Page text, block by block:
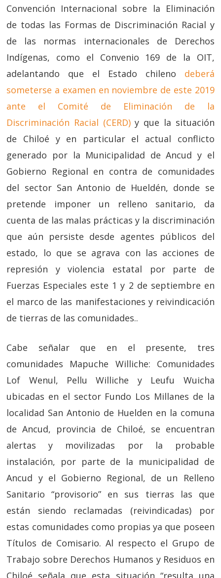
Convención Internacional sobre la Eliminación
de todas las Formas de Discriminación Racial y
de las normas internacionales de Derechos
Indígenas, como el Convenio 169 de la OIT,
adelantando que el Estado chileno deberá
someterse a examen en noviembre de este 2019
ante el Comité de Eliminación de la
Discriminación Racial (CERD)y que la situación
de Chiloé y en particular el actual conflicto
generado por la Municipalidad de Ancud y el
Gobierno Regional en contra de comunidades
del sector San Antonio de Hueldén, donde se
pretende imponer un relleno sanitario, da
cuenta de las malas prácticas y la discriminación
que aún persiste desde agentes públicos del
estado, lo que se agrava con las acciones de
represión y violencia estatal por parte de
Fuerzas Especiales este 1 y 2 de septiembre en
el marco de las manifestaciones y reivindicación
de tierras de las comunidades..
Cabe señalar que en el presente, tres
comunidades Mapuche Williche: Comunidades
Lof Wenul, Pellu Williche y Leufu Wuicha
ubicadas en el sector Fundo Los Millanes de la
localidad San Antonio de Huelden en la comuna
de Ancud, provincia de Chiloé, se encuentran
alertas y movilizadas por la probable
instalación, por parte de la municipalidad de
Ancud y el Gobierno Regional, de un Relleno
Sanitario “provisorio” en sus tierras las que
están siendo reclamadas (reivindicadas) por
estas comunidades como propias ya que poseen
Títulos de Comisario. Al respecto el Grupo de
Trabajo sobre Derechos Humanos y Residuos en
Chiloé señala que esta situación “resulta una